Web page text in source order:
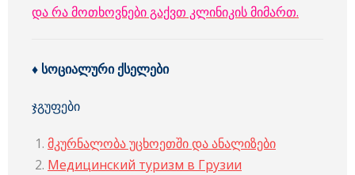
და რა მოთხოვნები გაქვთ კლინიკის მიმართ.
♦ სოციალურიქსელები
ჯგუფები
მკურნალობა უცხოეთში და ანალიზები
Медицинский туризм в Грузии